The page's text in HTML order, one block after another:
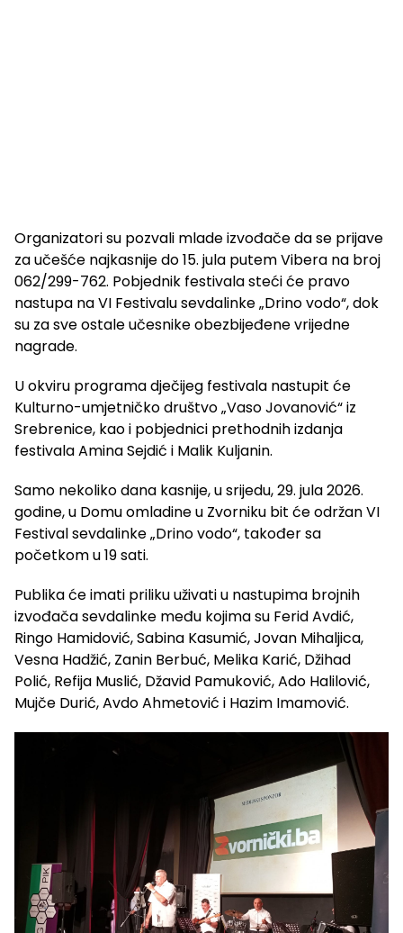
Organizatori su pozvali mlade izvođače da se prijave
za učešće najkasnije do 15. jula putem Vibera na broj
062/299-762. Pobjednik festivala steći će pravo
nastupa na VI Festivalu sevdalinke „Drino vodo“, dok
su za sve ostale učesnike obezbijeđene vrijedne
nagrade.
U okviru programa dječijeg festivala nastupit će
Kulturno-umjetničko društvo „Vaso Jovanović“ iz
Srebrenice, kao i pobjednici prethodnih izdanja
festivala Amina Sejdić i Malik Kuljanin.
Samo nekoliko dana kasnije, u srijedu, 29. jula 2026.
godine, u Domu omladine u Zvorniku bit će održan VI
Festival sevdalinke „Drino vodo“, također sa
početkom u 19 sati.
Publika će imati priliku uživati u nastupima brojnih
izvođača sevdalinke među kojima su Ferid Avdić,
Ringo Hamidović, Sabina Kasumić, Jovan Mihaljica,
Vesna Hadžić, Zanin Berbuć, Melika Karić, Džihad
Polić, Refija Muslić, Džavid Pamuković, Ado Halilović,
Mujče Durić, Avdo Ahmetović i Hazim Imamović.